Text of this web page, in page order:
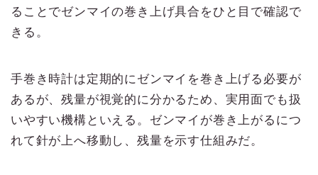
ることでゼンマイの巻き上げ具合をひと目で確認で
きる。
手巻き時計は定期的にゼンマイを巻き上げる必要が
あるが、残量が視覚的に分かるため、実用面でも扱
いやすい機構といえる。ゼンマイが巻き上がるにつ
れて針が上へ移動し、残量を示す仕組みだ。